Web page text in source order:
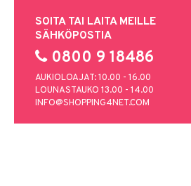
SOITA TAI LAITA MEILLE
SÄHKÖPOSTIA
0800 9 18486
AUKIOLOAJAT: 10.00 - 16.00
LOUNASTAUKO 13.00 - 14.00
INFO@SHOPPING4NET.COM